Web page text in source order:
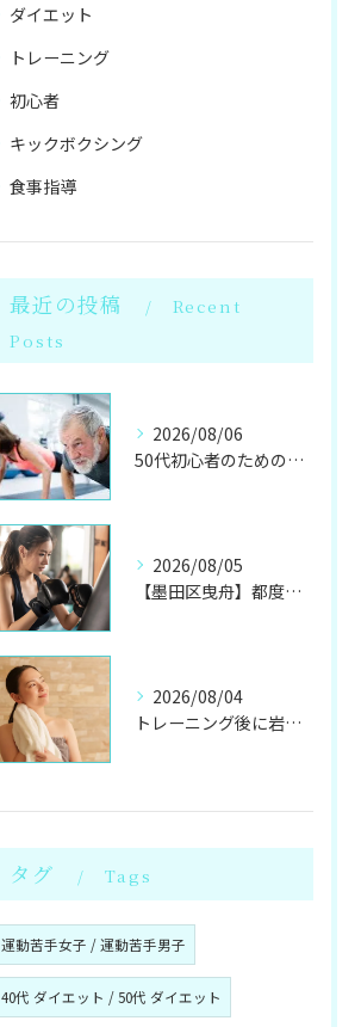
ダイエット
トレーニング
初心者
キックボクシング
食事指導
最近の投稿
Recent
Posts
2026/08/06
50代初心者のためのパーソナルジムで健康体へ
2026/08/05
【墨田区曳舟】都度利用OK！初心者向けキックボクシングジム
2026/08/04
トレーニング後に岩盤浴！墨田区のプライベート個室パーソナルジム
タグ Tags
運動苦手女子 / 運動苦手男子
40代 ダイエット / 50代 ダイエット